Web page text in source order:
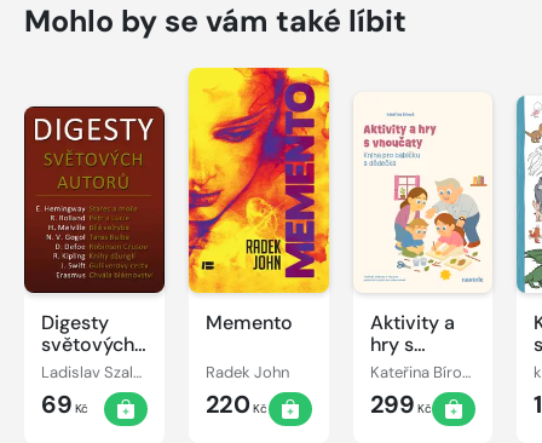
Mohlo by se vám také líbit
Digesty
světových
autorů
Ladislav Szalai, Romana Szalaiová
69 Kč
Memento
Radek John
220Kč
Aktivity a
hry s
vnoučaty Kateřina Bírová
299 Kč